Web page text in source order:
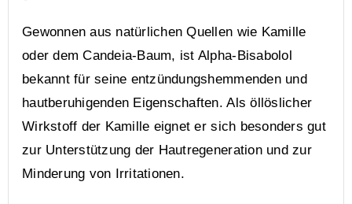
Gewonnen aus natürlichen Quellen wie Kamille
oder dem Candeia-Baum, ist Alpha-Bisabolol
bekannt für seine entzündungshemmenden und
hautberuhigenden Eigenschaften. Als öllöslicher
Wirkstoff der Kamille eignet er sich besonders gut
zur Unterstützung der Hautregeneration und zur
Minderung von Irritationen.